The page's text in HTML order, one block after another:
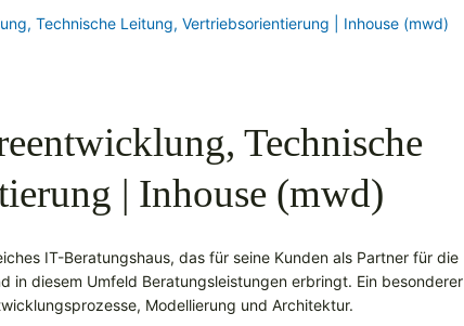
Technische Leitung, Vertriebsorientierung | Inhouse (mwd)
Technische
| Inhouse (mwd)
IT-Beratungshaus, das für seine Kunden als Partner für die
diesem Umfeld Beratungsleistungen erbringt. Ein besonderer
Modellierung und Architektur.